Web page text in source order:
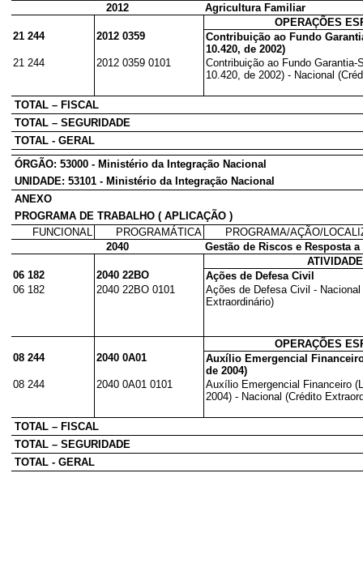
2012
Agricultura Familiar
OPERAÇÕES
21 244
2012 0359
Contribuição ao Fundo
10.420, de 2002)
21 244
2012 0359 0101
Contribuição ao Fundo Garantia-
10.420, de 2002) - Nacional
TOTAL – FISCAL
TOTAL – SEGURIDADE
TOTAL - GERAL
ÓRGÃO: 53000 - Ministério da Integração Nacional
UNIDADE: 53101 - Ministério da Integração Nacional
ANEXO
PROGRAMA DE TRABALHO ( APLICAÇÃO )
FUNCIONAL
PROGRAMÁTICA
PROGRAMA/AÇÃO/
2040
Gestão de Riscos e Resposta a
06 182
2040 22BO
Ações de Defesa Civil
06 182
2040 22BO 0101
Ações de Defesa Civil - Nacional
Extraordinário)
OPERAÇÕES
08 244
2040 0A01
Auxílio Emergencial
de 2004)
08 244
2040 0A01 0101
Auxílio Emergencial Financeiro
2004) - Nacional (Crédito
TOTAL – FISCAL
TOTAL – SEGURIDADE
TOTAL - GERAL